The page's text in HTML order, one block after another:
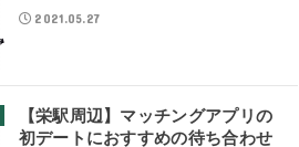
2021.05.27
【栄駅周辺】マッチングアプリの
初デートにおすすめの待ち合わせ